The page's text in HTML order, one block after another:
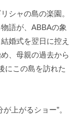
シャの島の楽園。
語が、ABBAの象
婚式を翌日に控え
、母親の過去から
この島を訪れた
上がるショー”。